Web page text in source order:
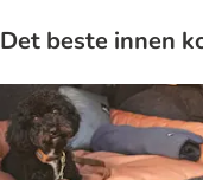
Det beste innen